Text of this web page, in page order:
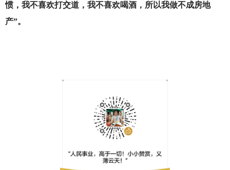
惯，我不喜欢打交道，我不喜欢喝酒，所以我做不成房地
产”。